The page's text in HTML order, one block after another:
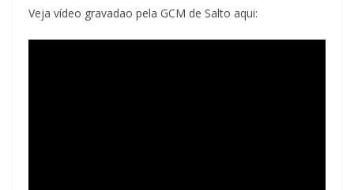
Veja vídeo gravadao pela GCM de Salto aqui: